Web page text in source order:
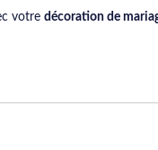
votre décoration de